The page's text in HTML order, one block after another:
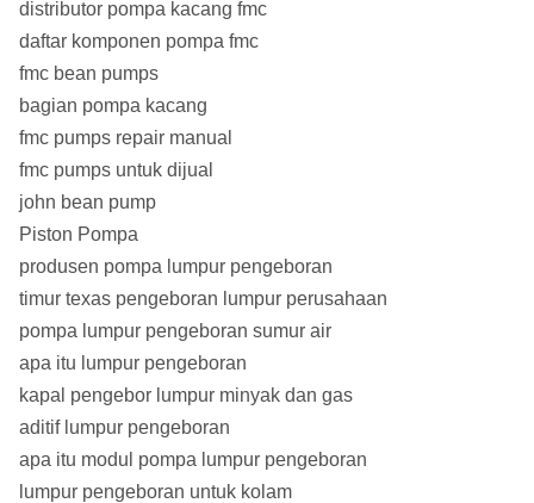
distributor pompa kacang fmc
daftar komponen pompa fmc
fmc bean pumps
bagian pompa kacang
fmc pumps repair manual
fmc pumps untuk dijual
john bean pump
Piston Pompa
produsen pompa lumpur pengeboran
timur texas pengeboran lumpur perusahaan
pompa lumpur pengeboran sumur air
apa itu lumpur pengeboran
kapal pengebor lumpur minyak dan gas
aditif lumpur pengeboran
apa itu modul pompa lumpur pengeboran
lumpur pengeboran untuk kolam